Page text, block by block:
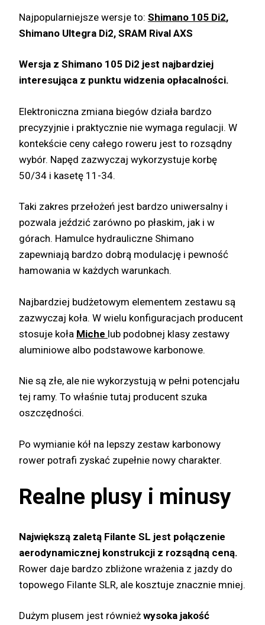
Najpopularniejsze wersje to: Shimano 105 Di2,
Shimano Ultegra Di2, SRAM Rival AXS
Wersja z Shimano 105 Di2 jest najbardziej
interesująca z punktu widzenia opłacalności.
Elektroniczna zmiana biegów działa bardzo
precyzyjnie i praktycznie nie wymaga regulacji. W
kontekście ceny całego roweru jest to rozsądny
wybór. Napęd zazwyczaj wykorzystuje korbę
50/34 i kasetę 11-34.
Taki zakres przełożeń jest bardzo uniwersalny i
pozwala jeździć zarówno po płaskim, jak i w
górach. Hamulce hydrauliczne Shimano
zapewniają bardzo dobrą modulację i pewność
hamowania w każdych warunkach.
Najbardziej budżetowym elementem zestawu są
zazwyczaj koła. W wielu konfiguracjach producent
stosuje koła Miche lub podobnej klasy zestawy
aluminiowe albo podstawowe karbonowe.
Nie są złe, ale nie wykorzystują w pełni potencjału
tej ramy. To właśnie tutaj producent szuka
oszczędności.
Po wymianie kół na lepszy zestaw karbonowy
rower potrafi zyskać zupełnie nowy charakter.
Realne plusy i minusy
Największą zaletą Filante SL jest połączenie
aerodynamicznej konstrukcji z rozsądną ceną.
Rower daje bardzo zbliżone wrażenia z jazdy do
topowego Filante SLR, ale kosztuje znacznie mniej.
Dużym plusem jest również wysoka jakość